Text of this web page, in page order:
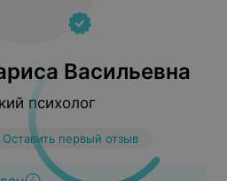
Васильевна
психолог
Оставить первый отзыв